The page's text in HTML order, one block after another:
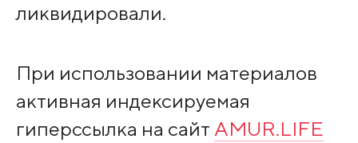
ликвидировали.
При использовании материалов
активная индексируемая
гиперссылка на сайт AMUR.LIFE